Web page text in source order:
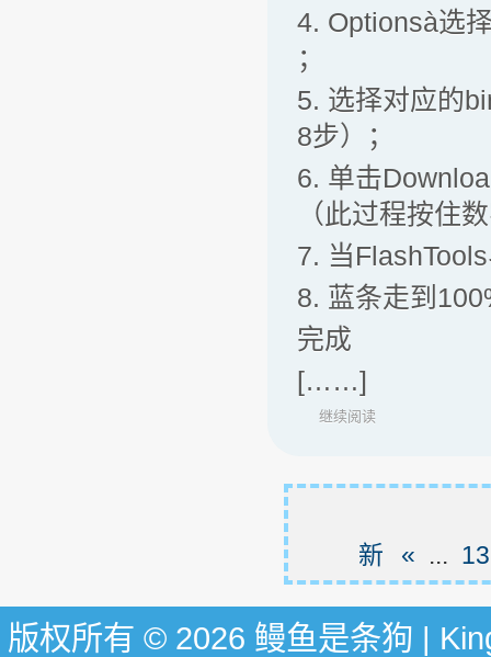
4. Optionsà选
；
5. 选择对应的
8步）；
6. 单击
（此过程按住
7. 当
8. 蓝条走到
完成
[……]
继续阅读
新 « ... 13
版权所有 © 2026 鳗鱼是条狗 |